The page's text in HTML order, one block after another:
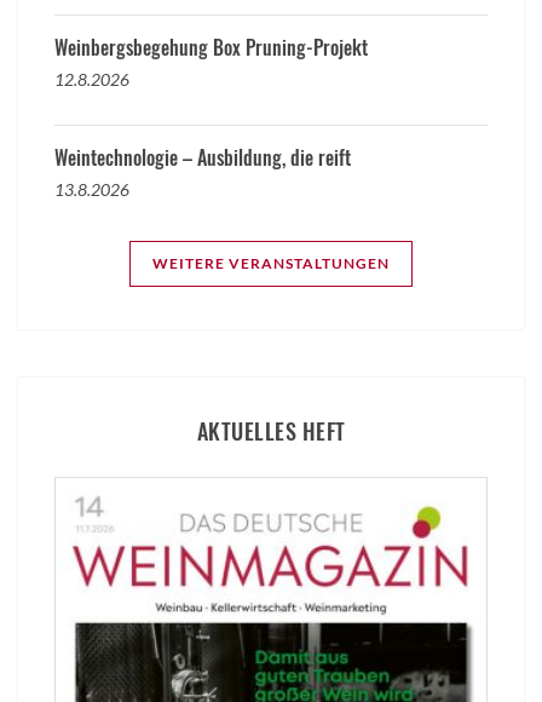
Weinbergsbegehung Box Pruning-Projekt
12.8.2026
Weintechnologie – Ausbildung, die reift
13.8.2026
WEITERE VERANSTALTUNGEN
AKTUELLES HEFT